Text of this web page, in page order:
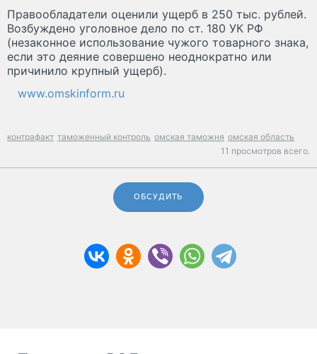
Правообладатели оценили ущерб в 250 тыс. рублей.
Возбуждено уголовное дело по ст. 180 УК РФ
(незаконное использование чужого товарного знака,
если это деяние совершено неоднократно или
причинило крупный ущерб).
www.omskinform.ru
контрафакт таможенный контроль омская таможня омская область
11 просмотров всего.
ОБСУДИТЬ